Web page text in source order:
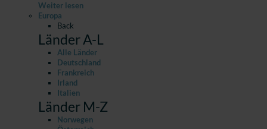
Weiter lesen
Europa
Back
Länder A-L
Alle Länder
Deutschland
Frankreich
Irland
Italien
Länder M-Z
Norwegen